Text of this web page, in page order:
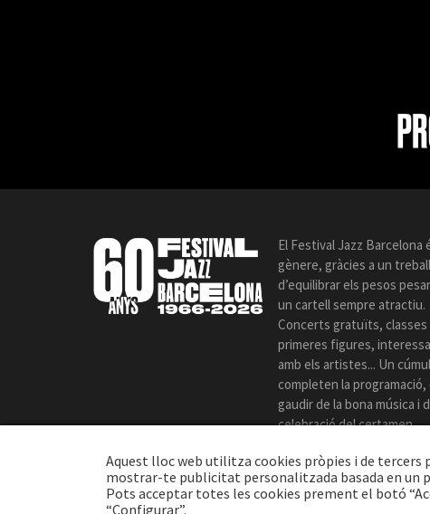
El Festival Jazz Barcelona
gènere, gràcies a un
d’equilibrar els pesos
un cartell sempre atractiu.
Concerts gratuïts, classes
primeres figures,
amb els artistes... Un
completen la
gaudir de la bona música i
celebració del certamen.
Aquest lloc web utilitza cookies pròpies i de tercers
mostrar-te publicitat personalitzada basada en un
Pots acceptar totes les cookies prement el botó
“Configurar”.